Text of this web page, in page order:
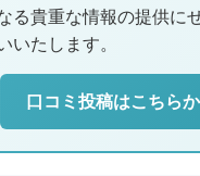
る貴重な情報の提供に
いたします。
口コミ投稿はこちら